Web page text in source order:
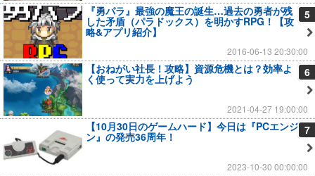
5
『勇パラ』最強の魔王の誕生…過去の勇者が残
した矛盾（パラドックス）を明かすRPG！【攻
略&アプリ紹介】
2016-06-13 20:30:00
6
【おねがい社長！攻略】資源危機とは？効率よ
く使って実力を上げよう
2021-04-27 19:00:00
7
【10月30日のゲームハード】今日は『PCエンジ
ン』の発売36周年！
2023-10-30 00:00:00